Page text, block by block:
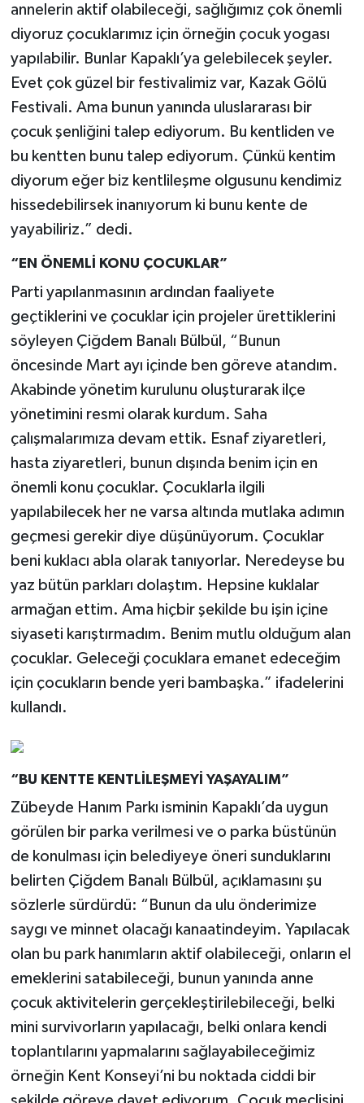
annelerin aktif olabileceği, sağlığımız çok önemli
diyoruz çocuklarımız için örneğin çocuk yogası
yapılabilir. Bunlar Kapaklı’ya gelebilecek şeyler.
Evet çok güzel bir festivalimiz var, Kazak Gölü
Festivali. Ama bunun yanında uluslararası bir
çocuk şenliğini talep ediyorum. Bu kentliden ve
bu kentten bunu talep ediyorum. Çünkü kentim
diyorum eğer biz kentlileşme olgusunu kendimiz
hissedebilirsek inanıyorum ki bunu kente de
yayabiliriz.” dedi.
“EN ÖNEMLİ KONU ÇOCUKLAR”
Parti yapılanmasının ardından faaliyete
geçtiklerini ve çocuklar için projeler ürettiklerini
söyleyen Çiğdem Banalı Bülbül, “Bunun
öncesinde Mart ayı içinde ben göreve atandım.
Akabinde yönetim kurulunu oluşturarak ilçe
yönetimini resmi olarak kurdum. Saha
çalışmalarımıza devam ettik. Esnaf ziyaretleri,
hasta ziyaretleri, bunun dışında benim için en
önemli konu çocuklar. Çocuklarla ilgili
yapılabilecek her ne varsa altında mutlaka adımın
geçmesi gerekir diye düşünüyorum. Çocuklar
beni kuklacı abla olarak tanıyorlar. Neredeyse bu
yaz bütün parkları dolaştım. Hepsine kuklalar
armağan ettim. Ama hiçbir şekilde bu işin içine
siyaseti karıştırmadım. Benim mutlu olduğum alan
çocuklar. Geleceği çocuklara emanet edeceğim
için çocukların bende yeri bambaşka.” ifadelerini
kullandı.
“BU KENTTE KENTLİLEŞMEYİ YAŞAYALIM”
Zübeyde Hanım Parkı isminin Kapaklı’da uygun
görülen bir parka verilmesi ve o parka büstünün
de konulması için belediyeye öneri sunduklarını
belirten Çiğdem Banalı Bülbül, açıklamasını şu
sözlerle sürdürdü: “Bunun da ulu önderimize
saygı ve minnet olacağı kanaatindeyim. Yapılacak
olan bu park hanımların aktif olabileceği, onların el
emeklerini satabileceği, bunun yanında anne
çocuk aktivitelerin gerçekleştirilebileceği, belki
mini survivorların yapılacağı, belki onlara kendi
toplantılarını yapmalarını sağlayabileceğimiz
örneğin Kent Konseyi’ni bu noktada ciddi bir